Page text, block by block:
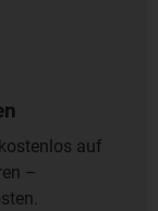
auf
–